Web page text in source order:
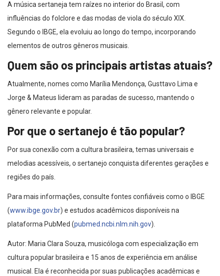
A música sertaneja tem raízes no interior do Brasil, com
influências do folclore e das modas de viola do século XIX.
Segundo o IBGE, ela evoluiu ao longo do tempo, incorporando
elementos de outros gêneros musicais.
Quem são os principais artistas atuais?
Atualmente, nomes como Marília Mendonça, Gusttavo Lima e
Jorge & Mateus lideram as paradas de sucesso, mantendo o
gênero relevante e popular.
Por que o sertanejo é tão popular?
Por sua conexão com a cultura brasileira, temas universais e
melodias acessíveis, o sertanejo conquista diferentes gerações e
regiões do país.
Para mais informações, consulte fontes confiáveis como o IBGE
(www.ibge.gov.br) e estudos acadêmicos disponíveis na
plataforma PubMed (pubmed.ncbi.nlm.nih.gov).
Autor: Maria Clara Souza, musicóloga com especialização em
cultura popular brasileira e 15 anos de experiência em análise
musical. Ela é reconhecida por suas publicações acadêmicas e